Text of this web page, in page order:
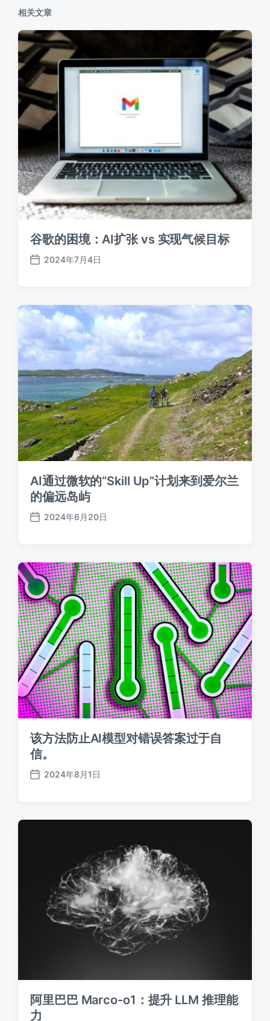
相关文章
谷歌的困境：AI扩张 vs 实现气候目标
发
期
2024年7月4日
AI通过微软的“Skill Up”计划来到爱尔兰
的偏远岛屿
发
期
2024年6月20日
该方法防止AI模型对错误答案过于自
信。
发
期
2024年8月1日
阿里巴巴 Marco-o1：提升 LLM 推理能
力